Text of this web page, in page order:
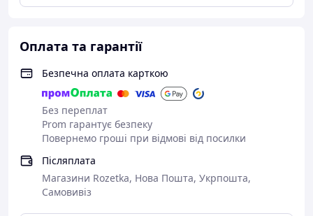
Оплата та гарантії
Безпечна оплата карткою
Без переплат
Prom гарантує безпеку
Повернемо гроші при відмові від посилки
Післяплата
Магазини Rozetka, Нова Пошта, Укрпошта,
Самовивіз